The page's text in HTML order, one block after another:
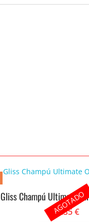
Gliss Champú Ultimate
2.35€
AGOTADO